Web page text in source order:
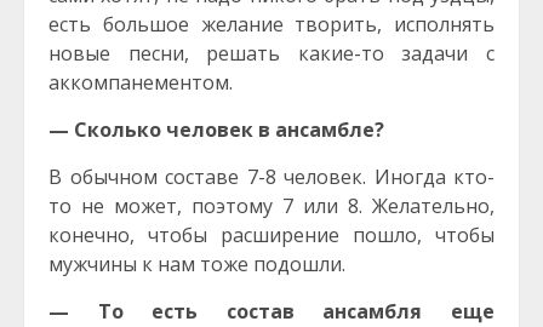
есть большое желание творить, исполнять
новые песни, решать какие-то задачи с
аккомпанементом.
— Сколько человек в ансамбле?
В обычном составе 7-8 человек. Иногда кто-
то не может, поэтому 7 или 8. Желательно,
конечно, чтобы расширение пошло, чтобы
мужчины к нам тоже подошли.
— То есть состав ансамбля еще